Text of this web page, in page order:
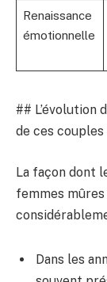
Renaissance
émotionnelle
## L’évolution
de ces couples
La façon dont
femmes
Dans les